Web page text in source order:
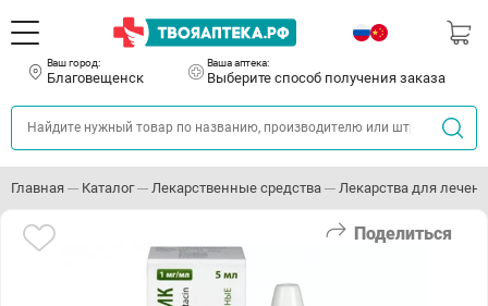
Ваш город:
Благовещенск
Ваша аптека:
Выберите способ получения заказа
Главная Каталог Лекарственные средства Лекарства для
Поделиться